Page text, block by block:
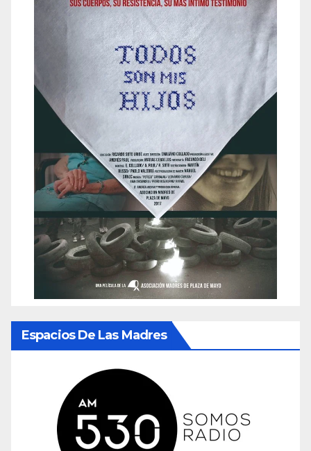
Espacios De Las Madres